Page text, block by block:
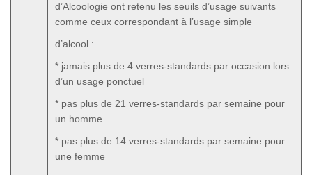
d’Alcoologie ont retenu les seuils d’usage suivants
comme ceux correspondant à l’usage simple
d’alcool :
* jamais plus de 4 verres-standards par occasion lors
d’un usage ponctuel
* pas plus de 21 verres-standards par semaine pour
un homme
* pas plus de 14 verres-standards par semaine pour
une femme